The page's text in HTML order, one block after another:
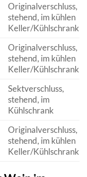
Originalverschluss,
stehend, im kühlen
Keller/Kühlschrank
Originalverschluss,
stehend, im kühlen
Keller/Kühlschrank
Sektverschluss,
stehend, im
Kühlschrank
Originalverschluss,
stehend, im kühlen
Keller/Kühlschrank